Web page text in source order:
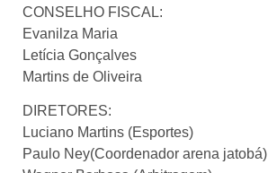
CONSELHO FISCAL:
Evanilza Maria
Letícia Gonçalves
Martins de Oliveira
DIRETORES:
Luciano Martins (Esportes)
Paulo Ney(Coordenador arena jatobá)